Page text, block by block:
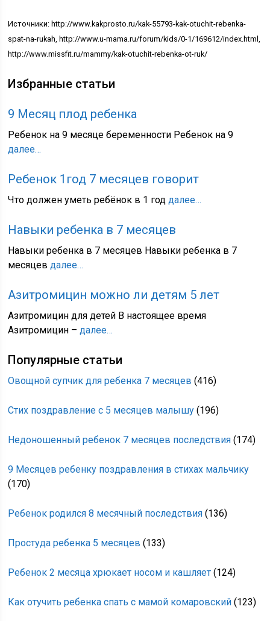
Источники: http://www.kakprosto.ru/kak-55793-kak-otuchit-rebenka-
spat-na-rukah, http://www.u-mama.ru/forum/kids/0-1/169612/index.html,
http://www.missfit.ru/mammy/kak-otuchit-rebenka-ot-ruk/
Избранные статьи
9 Месяц плод ребенка
Ребенок на 9 месяце беременности Ребенок на 9
далее…
Ребенок 1год 7 месяцев говорит
Что должен уметь ребёнок в 1 годдалее…
Навыки ребенка в 7 месяцев
Навыки ребенка в 7 месяцев Навыки ребенка в 7
месяцевдалее…
Азитромицин можно ли детям 5 лет
Азитромицин для детей В настоящее время
Азитромицин –далее…
Популярные статьи
Овощной супчик для ребенка 7 месяцев (416)
Стих поздравление с 5 месяцев малышу (196)
Недоношенный ребенок 7 месяцев последствия (174)
9 Месяцев ребенку поздравления в стихах мальчику
(170)
Ребенок родился 8 месячный последствия (136)
Простуда ребенка 5 месяцев (133)
Ребенок 2 месяца хрюкает носом и кашляет (124)
Как отучить ребенка спать с мамой комаровский (123)